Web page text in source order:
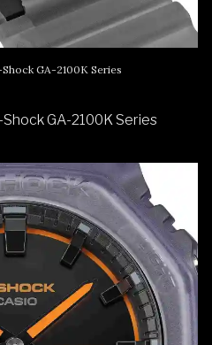
GA-2100K Series
Shock GA-2100K Series